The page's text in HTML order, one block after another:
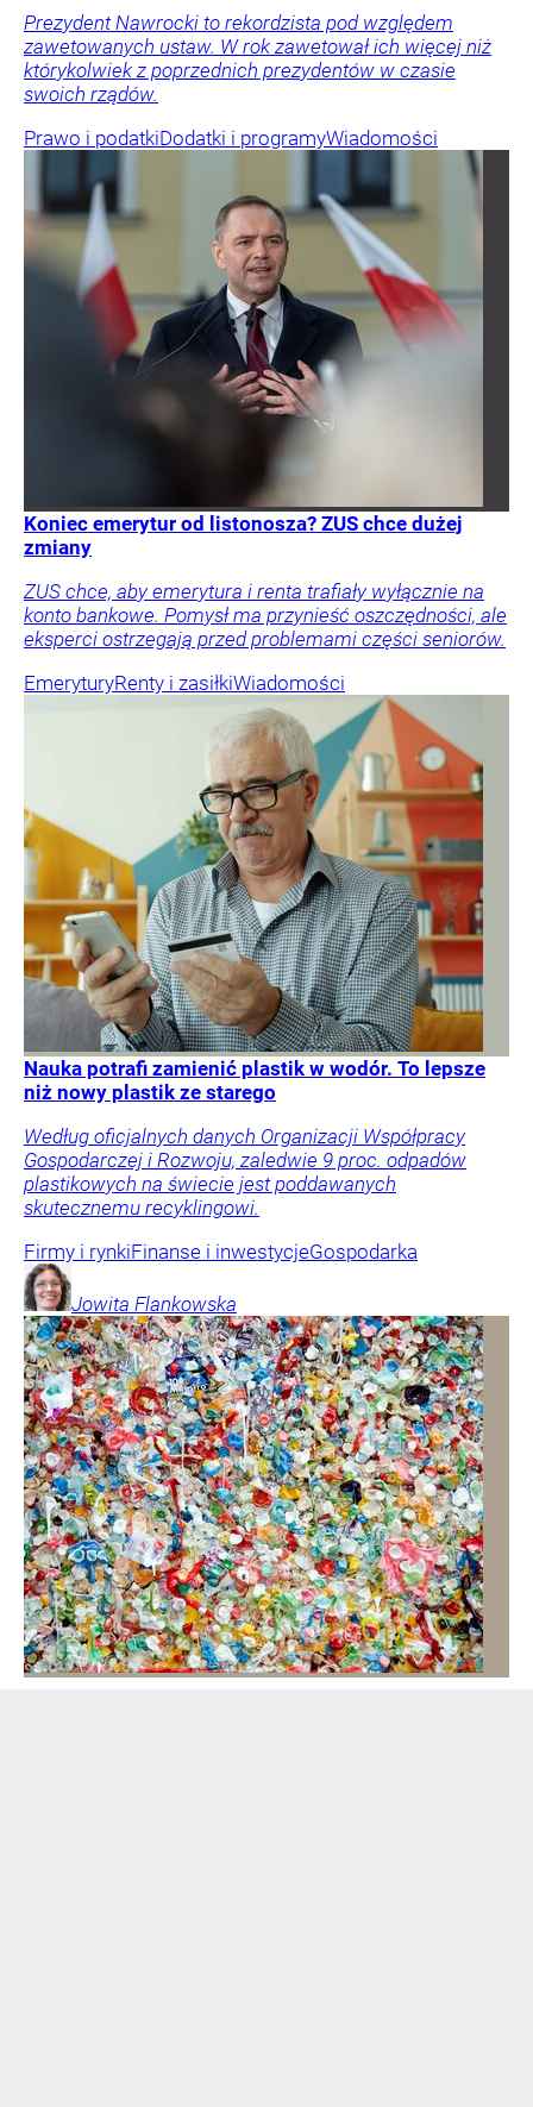
Prezydent Nawrocki to rekordzista pod względem
zawetowanych ustaw. W rok zawetował ich więcej niż
którykolwiek z poprzednich prezydentów w czasie
swoich rządów.
Prawo i podatkiDodatki i programyWiadomości
Koniec emerytur od listonosza? ZUS chce dużej
zmiany
ZUS chce, aby emerytura i renta trafiały wyłącznie na
konto bankowe. Pomysł ma przynieść oszczędności, ale
eksperci ostrzegają przed problemami części seniorów.
EmeryturyRenty i zasiłkiWiadomości
Nauka potrafi zamienić plastik w wodór. To lepsze
niż nowy plastik ze starego
Według oficjalnych danych Organizacji Współpracy
Gospodarczej i Rozwoju, zaledwie 9 proc. odpadów
plastikowych na świecie jest poddawanych
skutecznemu recyklingowi.
Firmy i rynkiFinanse i inwestycjeGospodarka
Jowita Flankowska